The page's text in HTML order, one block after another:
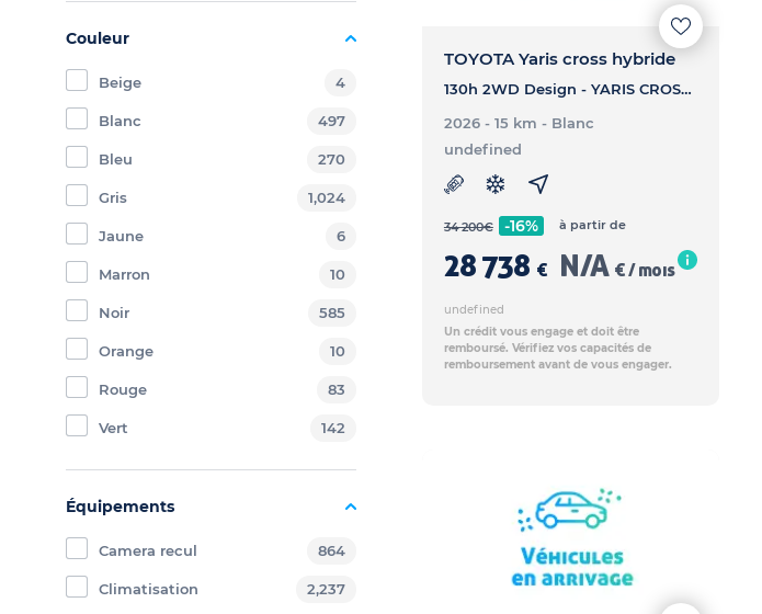
Couleur
Beige 4
Blanc 497
Bleu 270
Gris 1,024
Jaune 6
Marron 10
Noir 585
Orange 10
Rouge 83
Vert 142
Équipements
Camera recul 864
Climatisation 2,237
TOYOTA Yaris cross hybride
130h 2WD Design - YARIS CROSS HYBRIDE 130h 2WD Design
2026 - 15 km - Blanc
undefined
34 200€ -16%
28 738 €
à partir de
N/A € / mois
undefined
Un crédit vous engage et doit être
remboursé. Vérifiez vos capacités de
remboursement avant de vous engager.